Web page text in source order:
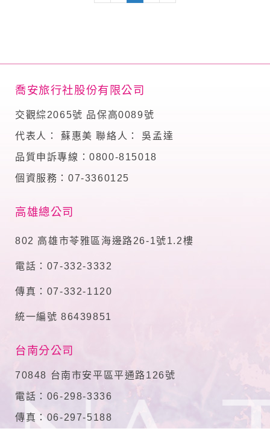
喬安旅行社股份有限公司
交觀綜2065號 品保高0089號
代表人： 蘇惠美 聯絡人： 吳孟達
品質申訴專線：0800-815018
個資服務：07-3360125
高雄總公司
802 高雄市苓雅區海邊路26-1號1.2樓
電話：07-332-3332
傳真：07-332-1120
統一編號 86439851
台南分公司
70848 台南市安平區平通路126號
電話：06-298-3336
傳真：06-297-5188